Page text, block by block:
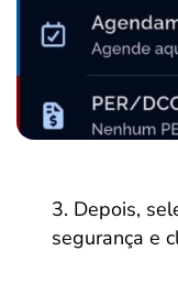
Depois,
segurança e